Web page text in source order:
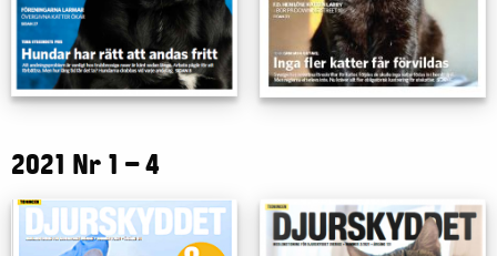
2021 Nr 1 – 4